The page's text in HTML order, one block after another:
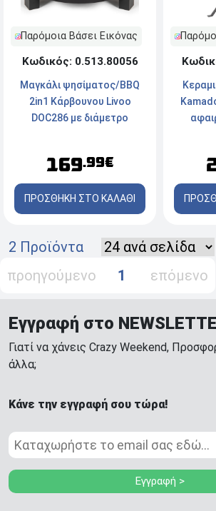
Παρόμοια Βάσει Εικόνας
Κωδικός: 0.513.80056
Μαγκάλι ψησίματος/BBQ
2in1 Κάρβουνου Livoo
DOC286 με διάμετρο
169.99€
ΠΡΟΣΘΗΚΗ ΣΤΟ ΚΑΛΑΘΙ
2 Προϊόντα
προηγούμενο
1 επόμενο
Εγγραφή στο
Γιατί να χάνεις Crazy Weekend,
άλλα;
Κάνε την εγγραφή σου τώρα!
Εγγραφή >